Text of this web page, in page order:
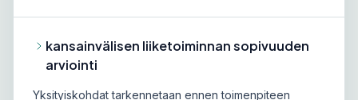
kansainvälisen liiketoiminnan sopivuuden
arviointi
Yksityiskohdat tarkennetaan ennen toimenpiteen